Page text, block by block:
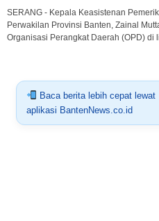
SERANG - Kepala Keasistenan
Perwakilan Provinsi Banten, Zainal
Organisasi Perangkat Daerah (OPD) di
Baca berita lebih cepat lewat
aplikasi BantenNews.co.id